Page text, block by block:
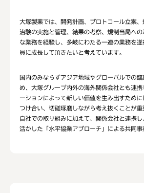
大塚製薬では、開発計画、プロトコール立案、
治験の実施と管理、結果の考察、規制当局へ
な業務を経験し、多岐にわたる一連の業務を
員に成長して頂きたいと考えています。
国内のみならずアジア地域やグローバルでの
め、大塚グループ内外の海外関係会社とも連
ーションによって新しい価値を生み出すため
つけ合い、切磋琢磨しながら考え抜くことが重
自社での取り組みに加えて、関係会社と連携
活かした「水平協業アプローチ」による共同事